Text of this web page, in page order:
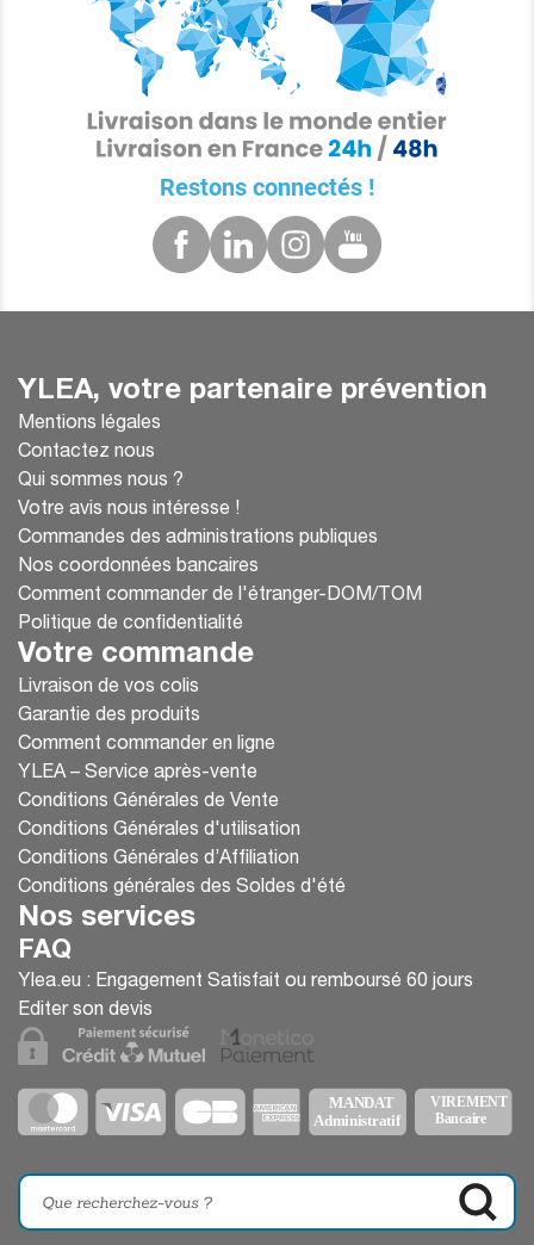
Restons connectés !
YLEA, votre partenaire prévention
Mentions légales
Contactez nous
Qui sommes nous ?
Votre avis nous intéresse !
Commandes des administrations publiques
Nos coordonnées bancaires
Comment commander de l'étranger-DOM/TOM
Politique de confidentialité
Votre commande
Livraison de vos colis
Garantie des produits
Comment commander en ligne
YLEA – Service après-vente
Conditions Générales de Vente
Conditions Générales d'utilisation
Conditions Générales d’Affiliation
Conditions générales des Soldes d'été
Nos services
FAQ
Ylea.eu : Engagement Satisfait ou remboursé 60 jours
Editer son devis